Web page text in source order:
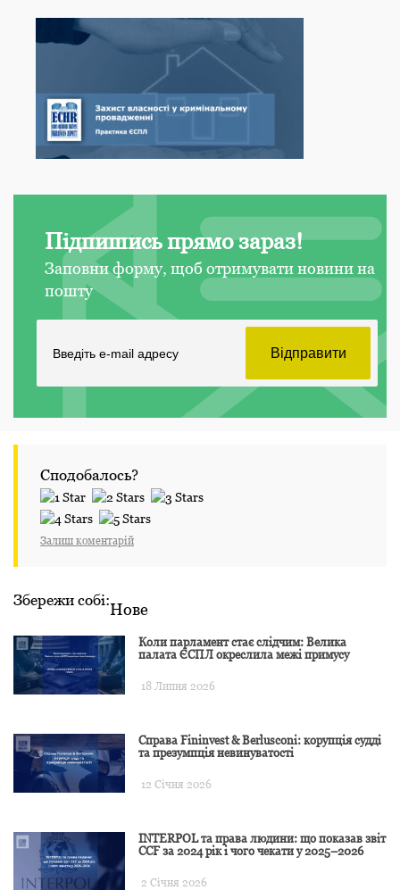
Підпишись прямо зараз!
Заповни форму, щоб отримувати новини на
пошту
Сподобалось?
Залиш коментарій
Збережи собі:Нове
Коли парламент стає слідчим: Велика
палата ЄСПЛ окреслила межі примусу
18 Липня 2026
Справа Fininvest & Berlusconi: корупція судді
та презумпція невинуватості
12 Січня 2026
INTERPOL та права людини: що показав звіт
CCF за 2024 рік і чого чекати у 2025–2026
2 Січня 2026